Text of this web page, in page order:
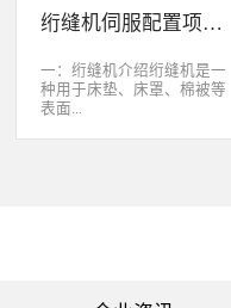
绗缝机伺服配置项目介绍
一：绗缝机介绍绗缝机是一
种用于床垫、床罩、棉被等
表面...
为单针设计，采用电脑可视